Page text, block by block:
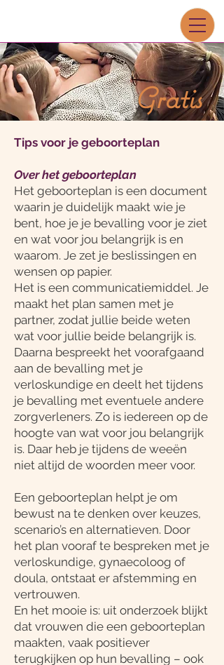
Gratis
Tips voor je geboorteplan
Over het geboorteplan
Het geboorteplan is een document
waarin je duidelijk maakt wie je
bent, hoe je je bevalling voor je ziet
en wat voor jou belangrijk is en
waarom. Je zet je beslissingen en
wensen op papier.
Het is een communicatiemiddel. Je
maakt het plan samen met je
partner, zodat jullie beide weten
wat voor jullie beide belangrijk is.
Daarna bespreekt het voorafgaand
aan de bevalling met je
verloskundige en deelt het tijdens
je bevalling met eventuele andere
zorgverleners. Zo is iedereen op de
hoogte van wat voor jou belangrijk
is. Daar heb je tijdens de weeën
niet altijd de woorden meer voor.
Een geboorteplan helpt je om
bewust na te denken over keuzes,
scenario’s en alternatieven. Door
het plan vooraf te bespreken met je
verloskundige, gynaecoloog of
doula, ontstaat er afstemming en
vertrouwen.
En het mooie is: uit onderzoek blijkt
dat vrouwen die een geboorteplan
maakten, vaak positiever
terugkijken op hun bevalling – ook